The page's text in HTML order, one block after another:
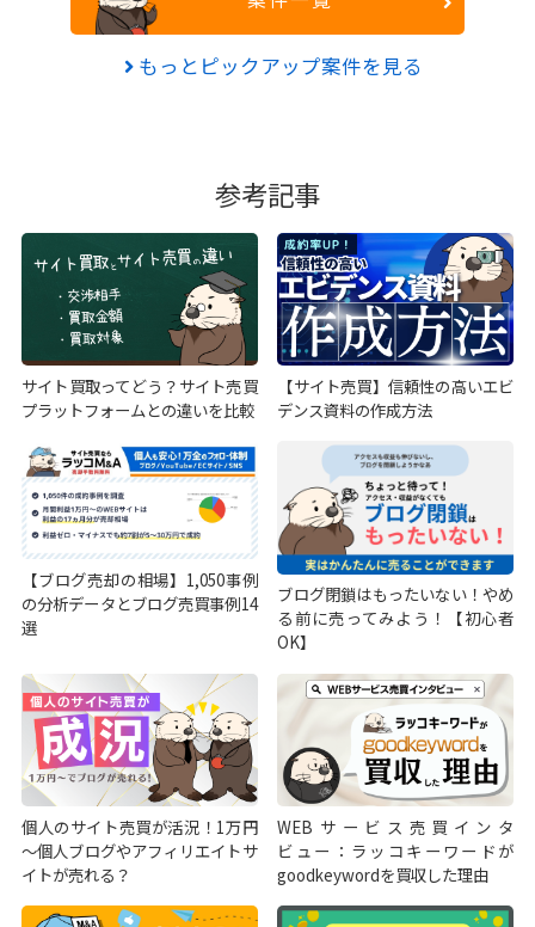
もっとピックアップ案件を見る
参考記事
サイト買取ってどう？サイト売買
プラットフォームとの違いを比較
【サイト売買】信頼性の高いエビ
デンス資料の作成方法
【ブログ売却の相場】1,050事例
の分析データとブログ売買事例14
選
ブログ閉鎖はもったいない！やめ
る前に売ってみよう！【初心者
OK】
個人のサイト売買が活況！1万円
～個人ブログやアフィリエイトサ
イトが売れる？
WEBサービス売買インタ
ビュー：ラッコキーワードが
goodkeywordを買収した理由